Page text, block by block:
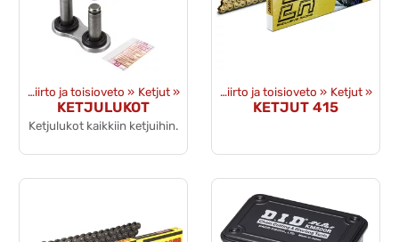
Voimansiirto ja toisioveto ‪» Ketjut ‪»
KETJULUKOT
Ketjulukot kaikkiin ketjuihin.
Tuotteet ‪» Varaosat ‪» Voimansiirto ja toisioveto ‪» Ketjut ‪»
KETJUT 415